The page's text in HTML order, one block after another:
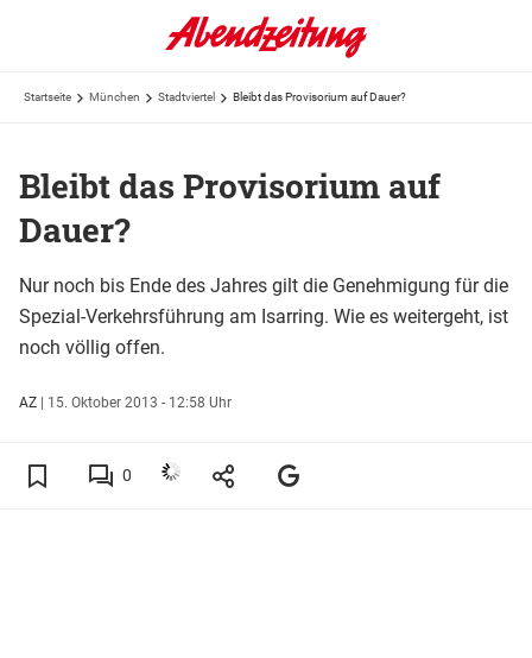
Startseite München Stadtviertel Bleibt das Provisorium auf Dauer?
Bleibt das Provisorium auf
Dauer?
Nur noch bis Ende des Jahres gilt die Genehmigung für die
Spezial-Verkehrsführung am Isarring. Wie es weitergeht, ist
noch völlig offen.
AZ | 15. Oktober 2013 - 12:58 Uhr
0